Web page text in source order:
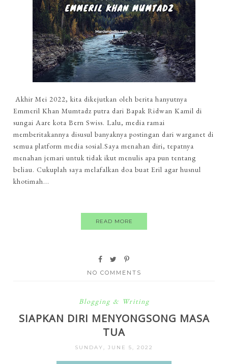
Akhir Mei 2022, kita dikejutkan oleh berita hanyutnya
Emmeril Khan Mumtadz putra dari Bapak Ridwan Kamil di
sungai Aare kota Bern Swiss. Lalu, media ramai
memberitakannya disusul banyaknya postingan dari warganet di
semua platform media sosial.Saya menahan diri, tepatnya
menahan jemari untuk tidak ikut menulis apa pun tentang
beliau. Cukuplah saya melafalkan doa buat Eril agar husnul
khotimah...
READ MORE
NO COMMENTS
Blogging & Writing
SIAPKAN DIRI MENYONGSONG MASA
TUA
SUNDAY, JUNE 5, 2022